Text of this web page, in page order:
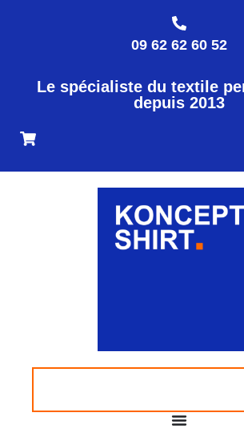
09 62 62 60 52
Le spécialiste du textile
depuis 2013